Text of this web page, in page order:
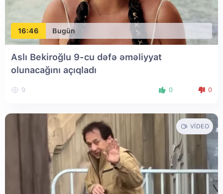
16:46 Bugün
Aslı Bekiroğlu 9-cu dəfə əməliyyat
olunacağını açıqladı
9 0 0
VIDEO